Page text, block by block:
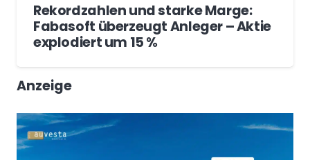
Rekordzahlen und starke Marge:
Fabasoft überzeugt Anleger – Aktie
explodiert um 15 %
Anzeige